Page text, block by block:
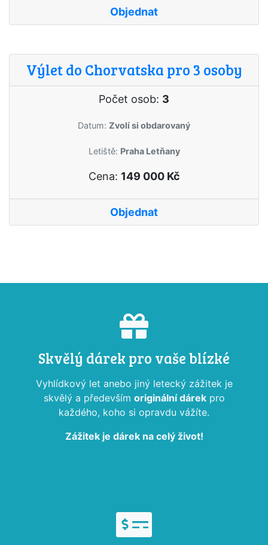
Objednat
Výlet do Chorvatska pro 3 osoby
Počet osob: 3
Datum: Zvolí si obdarovaný
Letiště: Praha Letňany
Cena: 149 000 Kč
Objednat
Skvělý dárek pro vaše blízké
Vyhlídkový let anebo jiný letecký zážitek je
skvělý a především originální dárekpro
každého, koho si opravdu vážíte.
Zážitek je dárek na celý život!